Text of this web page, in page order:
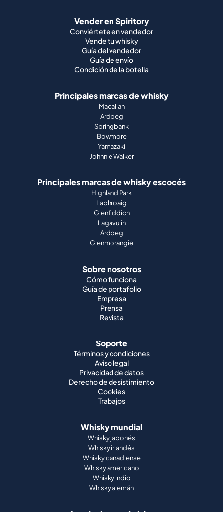
Vender en Spiritory
Conviértete en vendedor
Vende tu whisky
Guía del vendedor
Guía de envío
Condición de la botella
Principales marcas de whisky
Macallan
Ardbeg
Springbank
Bowmore
Yamazaki
Johnnie Walker
Principales marcas de whisky escocés
Highland Park
Laphroaig
Glenfiddich
Lagavulin
Ardbeg
Glenmorangie
Sobre nosotros
Cómo funciona
Guía de portafolio
Empresa
Prensa
Revista
Soporte
Términos y condiciones
Aviso legal
Privacidad de datos
Derecho de desistimiento
Cookies
Trabajos
Whisky mundial
Whisky japonés
Whisky irlandés
Whisky canadiense
Whisky americano
Whisky indio
Whisky alemán